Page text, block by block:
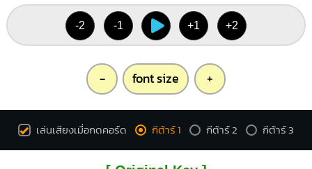
-2 -1 +1 +2
- font size +
เล่นเสียงเมื่อกดคอร์ด กีต้าร์ 1 กีต้าร์ 2 กีต้าร์ 3